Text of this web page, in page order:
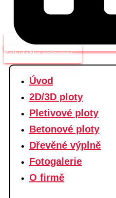
Kalkulačka oplocení
Úvod
2D/3D ploty
Pletivové ploty
Betonové ploty
Dřevěné výplně
Fotogalerie
O firmě